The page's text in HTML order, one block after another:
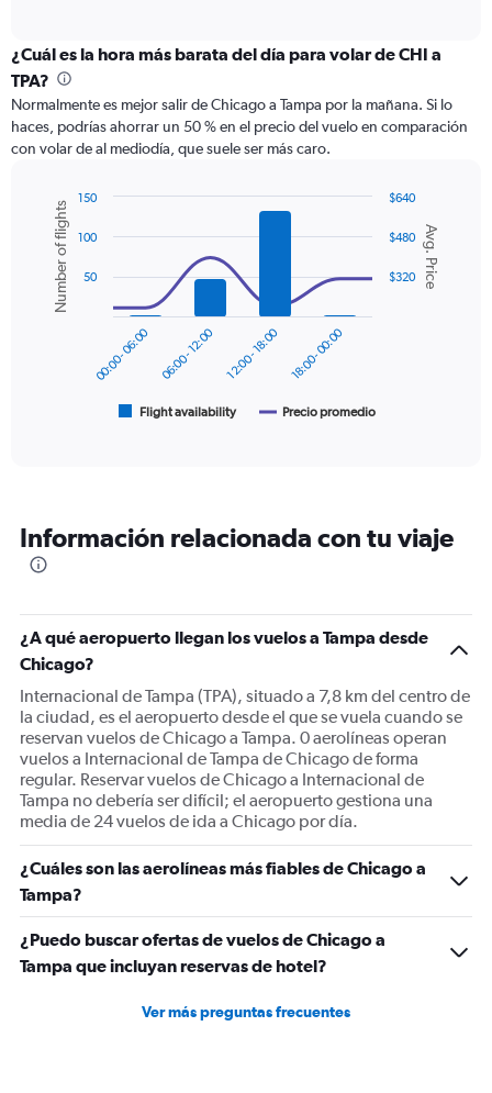
categories.
Range:
categories.
The
chart
axis
displaying
values.
Range:
¿Cuál es la hora más barata del día para volar de CHI a
TPA?
Normalmente es mejor salir de Chicago a Tampa por la mañana. Si lo
haces, podrías ahorrar un 50 % en el precio del vuelo en comparación
con volar de al mediodía, que suele ser más caro.
Combination
chart
with
data
series.
6
categories.
The
has
2
Y
displaying
Avg.
Price
and
Number
of
flights.
Chart
graphic.
Avg. Price
Number of flights
Flight availability Precio promedio
00:00 - 06:00 06:00 - 12:00 12:00 - 18:00 18:00 - 00:00
$320
$480
$640
50
100
150
Información relacionada con tu viaje
¿A qué aeropuerto llegan los vuelos a Tampa desde
Chicago?
Internacional de Tampa (TPA), situado a 7,8 km del centro de
la ciudad, es el aeropuerto desde el que se vuela cuando se
reservan vuelos de Chicago a Tampa. 0 aerolíneas operan
vuelos a Internacional de Tampa de Chicago de forma
regular. Reservar vuelos de Chicago a Internacional de
Tampa no debería ser difícil; el aeropuerto gestiona una
media de 24 vuelos de ida a Chicago por día.
¿Cuáles son las aerolíneas más fiables de Chicago a
Tampa?
¿Puedo buscar ofertas de vuelos de Chicago a
Tampa que incluyan reservas de hotel?
Ver más preguntas frecuentes